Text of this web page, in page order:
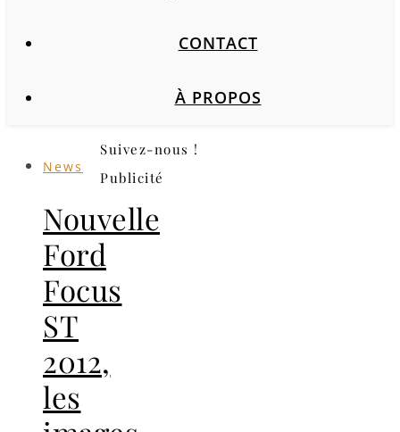
CONTACT
À PROPOS
News
Nouvelle
Ford
Focus
ST
2012,
les
Suivez-nous !
Publicité